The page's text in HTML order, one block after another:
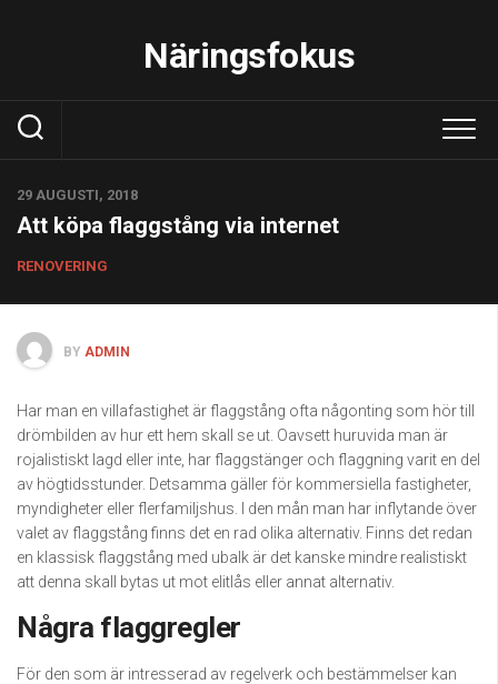
Näringsfokus
29 AUGUSTI, 2018
Att köpa flaggstång via internet
RENOVERING
BY ADMIN
Har man en villafastighet är flaggstång ofta någonting som hör till
drömbilden av hur ett hem skall se ut. Oavsett huruvida man är
rojalistiskt lagd eller inte, har flaggstänger och flaggning varit en del
av högtidsstunder. Detsamma gäller för kommersiella fastigheter,
myndigheter eller flerfamiljshus. I den mån man har inflytande över
valet av flaggstång finns det en rad olika alternativ. Finns det redan
en klassisk flaggstång med ubalk är det kanske mindre realistiskt
att denna skall bytas ut mot elitlås eller annat alternativ.
Några flaggregler
För den som är intresserad av regelverk och bestämmelser kan